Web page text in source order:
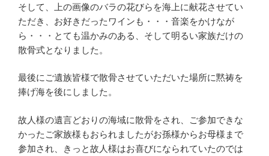
そして、上の画像のバラの花びらを海上に献花させてい
ただき、お好きだったワインも・・・音楽をかけなが
ら・・・とても温かみのある、そして明るい家族だけの
散骨式となりました。
最後にご遺族皆様で散骨させていただいた場所に黙祷を
捧げ海を後にしました。
故人様の遺言どおりの海域に散骨をされ、ご参加できな
かったご家族様もおられましたがお孫様からお母様まで
参加され、きっと故人様はお喜びになられていたのでは